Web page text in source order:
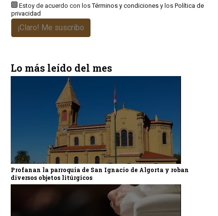
Estoy de acuerdo con losTérminos y condicionesy los Política de
privacidad
¡Claro! Me suscribo
Lo más leído del mes
Profanan la parroquia de San Ignacio de Algorta y roban
diversos objetos litúrgicos